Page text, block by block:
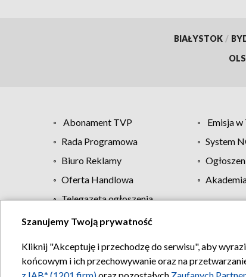
BIAŁYSTOK /
Abonament TVP Emisja w
Rada Programowa
System
Biuro Reklamy
Oferta Handlowa
Telegazeta ogłoszenia
Regulamin
Szanujemy Twoją prywatność
Kliknij "Akceptuję i przechodzę do serwisu", aby
końcowym i ich przechowywanie oraz na